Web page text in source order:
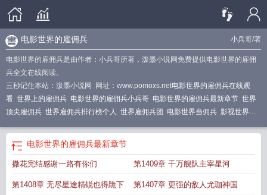
小兵哥/著
电影世界的雇佣兵
电影世界的雇佣兵是由作者：小兵哥所著，泼墨小说网免费提供电影世界的雇佣
兵全文在线阅读。
三秒记住本站：泼墨小说网 网址：www.pomoxs.net电影世界的雇佣兵在线观
看 世界上的雇佣兵 电影世界的雇佣兵小兵哥 电影世界的雇佣兵最新章节 世界
顶尖雇佣兵 世界雇佣兵排行榜个人 世界雇佣兵团 电影世界当佣兵 影视世界里
电影世界之超级雇佣兵 电影世界的雇佣兵epub
雇佣兵
界雇佣兵排行榜世界级雇佣兵 世界雇佣兵之王世界雇佣兵团排名世界上雇佣
之王免费观看电影世界的雇佣兵演员表世界雇佣兵的禁地世界雇佣兵组织排
电影世界的雇佣兵最新章节
撒花完结感谢一路有你们 第1409章 千万舰队主宰星河
第1408章 无尽星途精锐也得跪下 第1407章 更强的敌人尤珈神国